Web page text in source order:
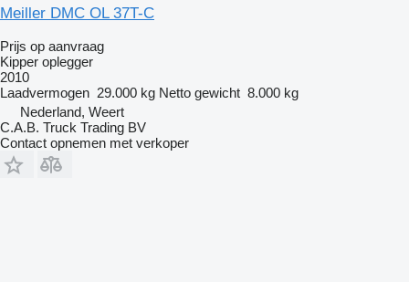
Meiller DMC OL 37T-C
Prijs op aanvraag
Kipper oplegger
2010
Laadvermogen 29.000 kg Netto gewicht 8.000 kg
Nederland, Weert
C.A.B. Truck Trading BV
Contact opnemen met verkoper